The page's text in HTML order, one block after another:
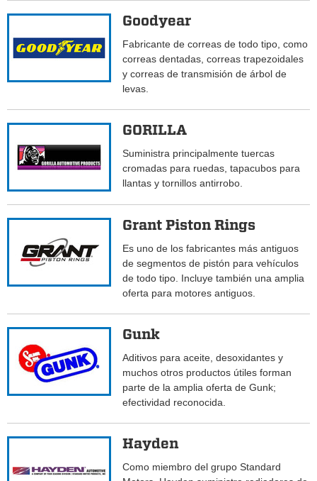
Goodyear
Fabricante de correas de todo tipo, como
correas dentadas, correas trapezoidales
y correas de transmisión de árbol de
levas.
GORILLA
Suministra principalmente tuercas
cromadas para ruedas, tapacubos para
llantas y tornillos antirrobo.
Grant Piston Rings
Es uno de los fabricantes más antiguos
de segmentos de pistón para vehículos
de todo tipo. Incluye también una amplia
oferta para motores antiguos.
Gunk
Aditivos para aceite, desoxidantes y
muchos otros productos útiles forman
parte de la amplia oferta de Gunk;
efectividad reconocida.
Hayden
Como miembro del grupo Standard